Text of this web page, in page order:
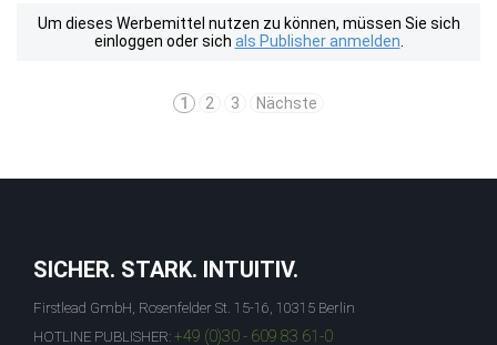
Um dieses Werbemittel nutzen zu können, müssen Sie sich
einloggen oder sich als Publisher anmelden
1 2 3 Nächste
SICHER. STARK. INTUITIV.
Firstlead GmbH, Rosenfelder St. 15-16, 10315 Berlin
HOTLINE PUBLISHER: +49 (0)30 - 609 83 61-0